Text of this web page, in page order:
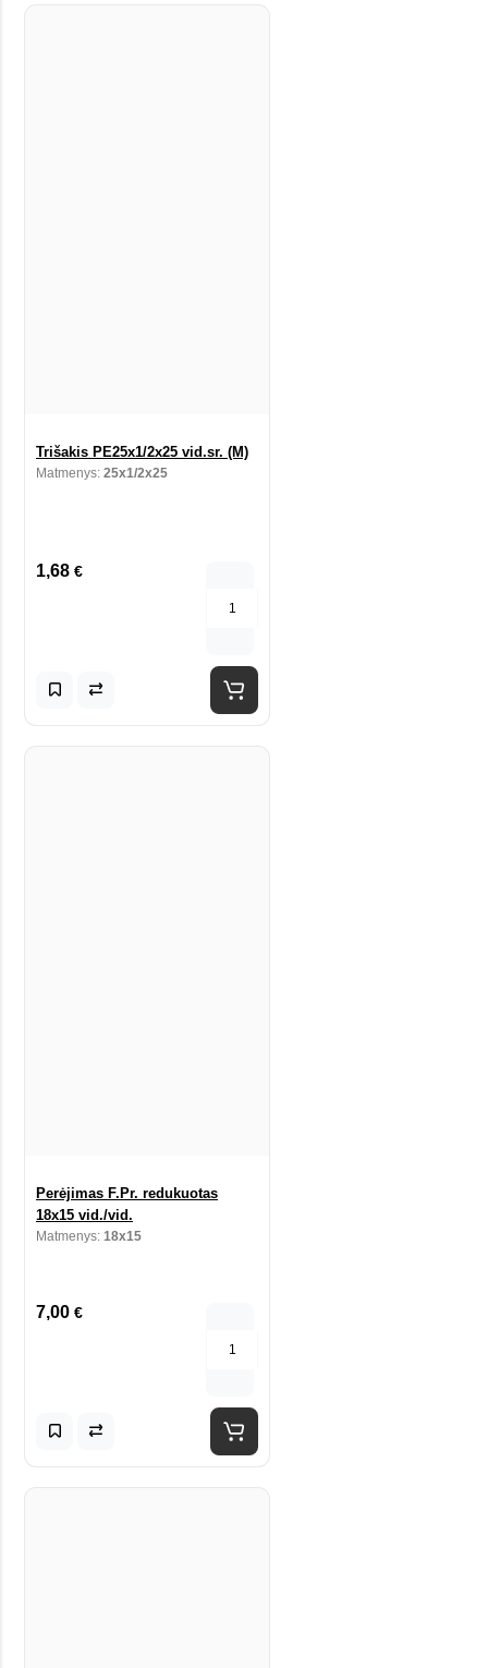
Trišakis PE25x1/2x25 vid.sr. (M)
Matmenys: 25x1/2x25
1,68 €
Perėjimas F.Pr. redukuotas
18x15 vid./vid.
Matmenys: 18x15
7,00 €